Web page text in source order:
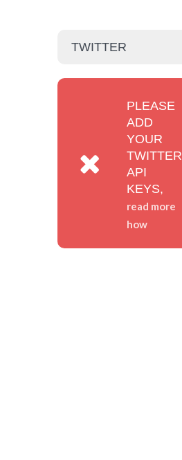
TWITTER
PLEASE
ADD
YOUR
TWITTER
API
KEYS,
read more
how